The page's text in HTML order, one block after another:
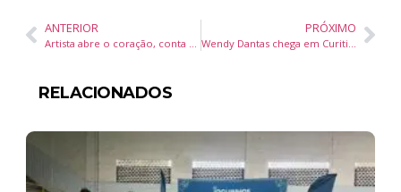
ANTERIOR PRÓXIMO
RELACIONADOS